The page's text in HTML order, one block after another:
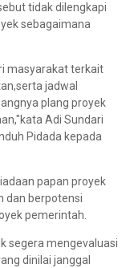
tidak dilengkapi
sebagaimana
masyarakat terkait
jadwal
plang proyek
Adi Sundari
Pidada kepada
papan proyek
dan berpotensi
pemerintah.
segera mengevaluasi
dinilai janggal